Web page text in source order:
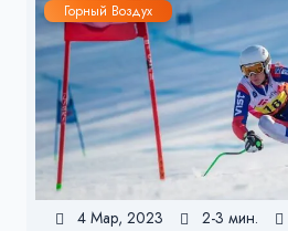
Горный Воздух
4 Мар, 2023 2-3 мин.